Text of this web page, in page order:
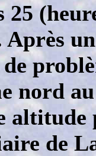
25
Après
nord
altitude
de